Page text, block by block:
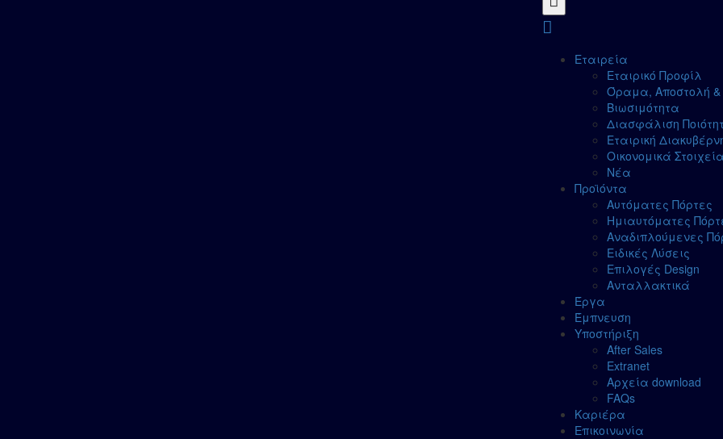
Εταιρεία
Εταιρικό Προφίλ
Όραμα, Αποστολή &
Βιωσιμότητα
Διασφάλιση
Εταιρική
Οικονομικά Στοιχεία
Νέα
Προϊόντα
Αυτόματες Πόρτες
Ημιαυτόματες
Αναδιπλούμενες
Ειδικές Λύσεις
Επιλογές Design
Ανταλλακτικά
Έργα
Έμπνευση
Υποστήριξη
After Sales
Extranet
Αρχεία download
FAQs
Καριέρα
Επικοινωνία